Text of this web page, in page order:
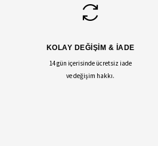
KOLAY DEĞİŞİM & İADE
14 gün içerisinde ücretsiz iade
ve değişim hakkı.